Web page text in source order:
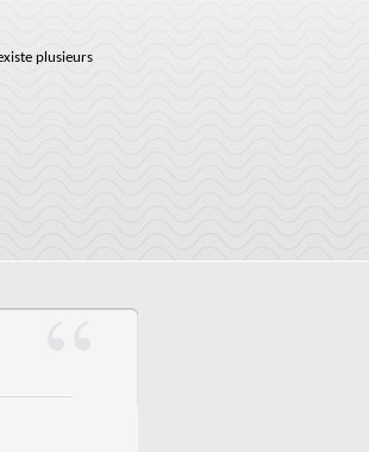
plusieurs